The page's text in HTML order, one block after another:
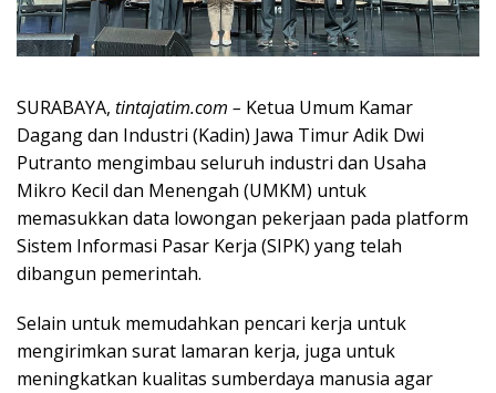
SURABAYA, tintajatim.com – Ketua Umum Kamar
Dagang dan Industri (Kadin) Jawa Timur Adik Dwi
Putranto mengimbau seluruh industri dan Usaha
Mikro Kecil dan Menengah (UMKM) untuk
memasukkan data lowongan pekerjaan pada platform
Sistem Informasi Pasar Kerja (SIPK) yang telah
dibangun pemerintah.
Selain untuk memudahkan pencari kerja untuk
mengirimkan surat lamaran kerja, juga untuk
meningkatkan kualitas sumberdaya manusia agar